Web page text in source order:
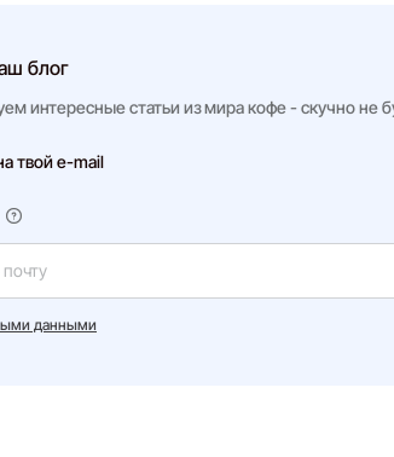
блог
интересные статьи из мира кофе - скучно не
твой e-mail
данными